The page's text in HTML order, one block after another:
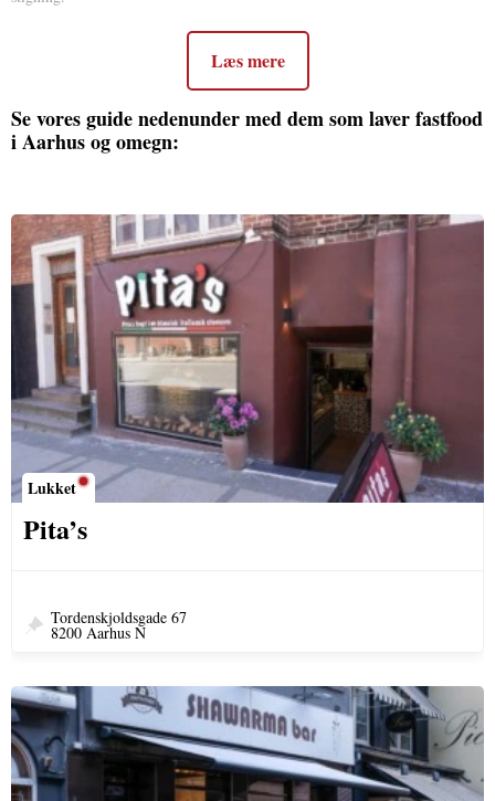
Læs mere
Se vores guide nedenunder med dem som laver fastfood
i Aarhus og omegn:
Lukket
Pita’s
Tordenskjoldsgade 67
8200 Aarhus N